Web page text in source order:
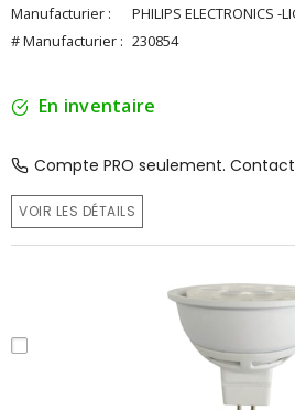
Manufacturier :
PHILIPS ELECTRONICS -
# Manufacturier : 230854
En inventaire
Compte PRO seulement.
VOIR LES DÉTAILS